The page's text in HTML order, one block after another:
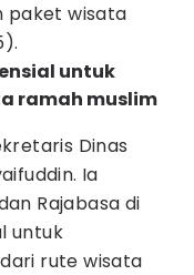
paket wisata
untuk
ramah muslim
Dinas
Ia
Rajabasa di
untuk
rute wisata